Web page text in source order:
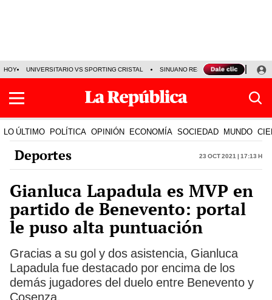
HOY UNIVERSITARIO VS SPORTING CRISTAL SINUANO RESULTADOS HOY
LO ÚLTIMO POLÍTICA OPINIÓN ECONOMÍA SOCIEDAD MUNDO
Deportes 23 Oct 2021 | 17:13 h
Gianluca Lapadula es MVP en
partido de Benevento: portal
le puso alta puntuación
Gracias a su gol y dos asistencia, Gianluca
Lapadula fue destacado por encima de los
demás jugadores del duelo entre Benevento y
Cosenza.